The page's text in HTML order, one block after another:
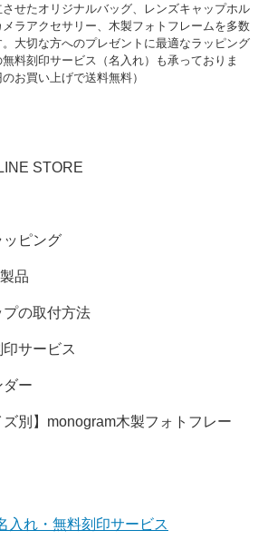
せたオリジナルバッグ、レンズキャップホル
ラアクセサリー、木製フォトフレームを多数
大切な方へのプレゼントに最適なラッピング
料刻印サービス（名入れ）も承っておりま
お買い上げで送料無料）
STORE
ッピング
品
プの取付方法
サービス
ダー
ズ別】monogram木製フォトフレー